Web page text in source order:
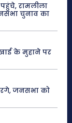
रामलीला
चुनाव का
के मुहाने पर
जनसभा को